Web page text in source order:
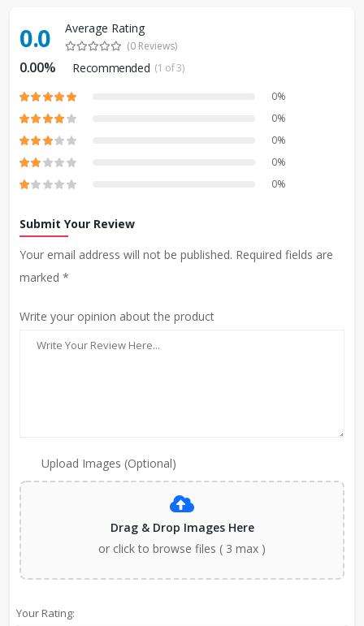
0.0 Average Rating
(0 Reviews)
0.00% Recommended (1 of 3)
0%
0%
0%
0%
0%
Submit Your Review
Your email address will not be published. Required fields are
marked *
Write your opinion about the product
Upload Images (Optional)
Drag & Drop Images Here
or click to browse files ( 3 max )
Your Rating: